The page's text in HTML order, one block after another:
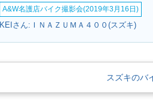
A&W名護店バイク撮影会(2019年3月16日)
KEIさん:ＩＮＡＺＵＭＡ４００(スズキ)
スズキのバ